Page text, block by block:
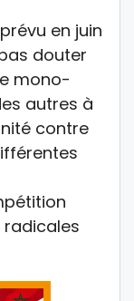
en juin
douter
mono-
autres à
contre
radicales